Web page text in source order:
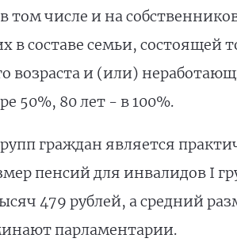
том числе и нa
составе семьи, состоящей
возраста и (или)
50%, 80 лет - в 100%.
граждан является
пенсий для инвалидов I
479 рублей, а средний
парламентарии.